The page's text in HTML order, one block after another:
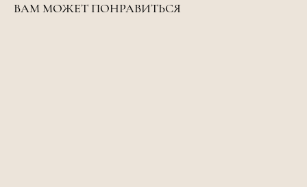
ВАМ МОЖЕТ ПОНРАВИТЬСЯ